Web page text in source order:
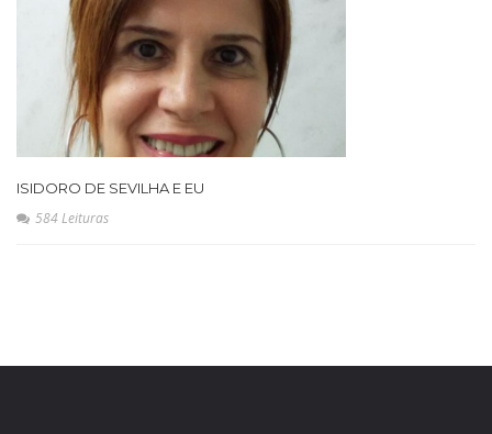
ISIDORO DE SEVILHA E EU
584 Leituras